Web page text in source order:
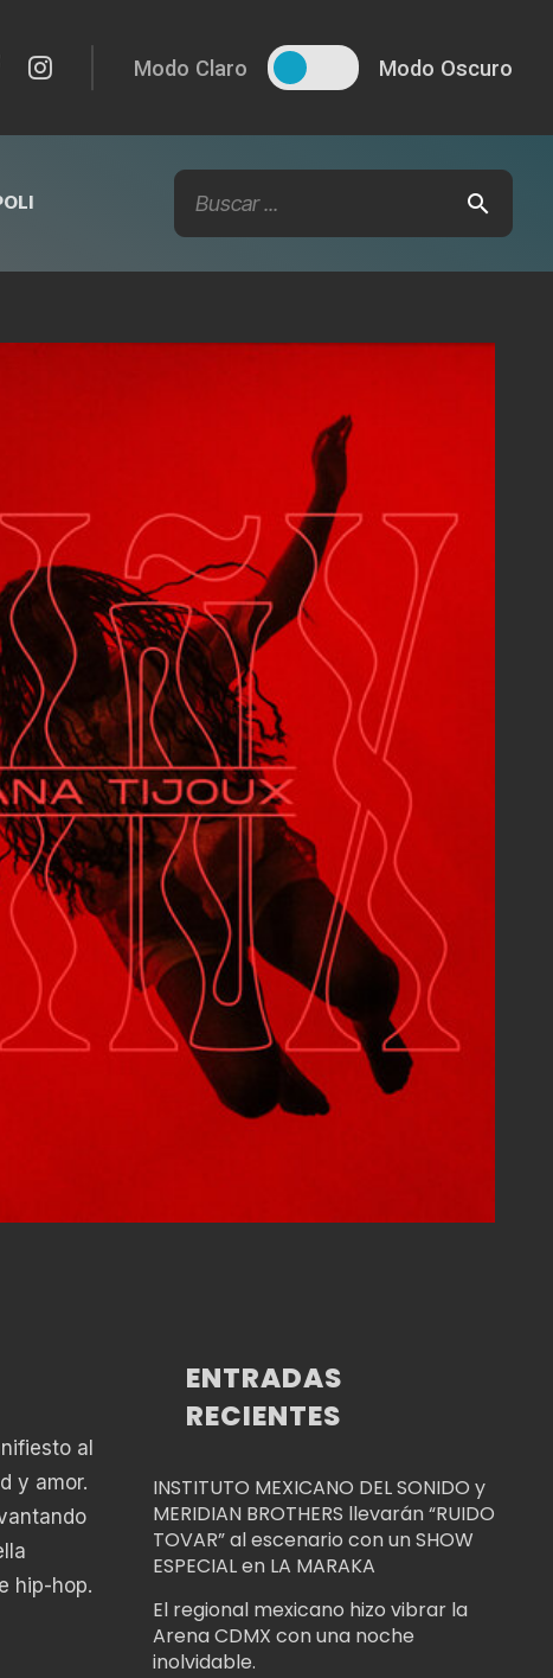
Modo Claro Modo Oscuro
al
y amor.
hip-hop.
ENTRADAS
RECIENTES
INSTITUTO MEXICANO DEL SONIDO y
MERIDIAN BROTHERS llevarán “RUIDO
TOVAR” al escenario con un SHOW
ESPECIAL en LA MARAKA
El regional mexicano hizo vibrar la
Arena CDMX con una noche
inolvidable.